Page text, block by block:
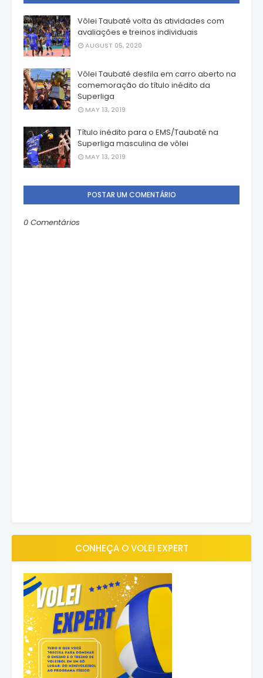
Vôlei Taubaté volta às atividades com
avaliações e treinos individuais
AUGUST 05, 2020
Vôlei Taubaté desfila em carro aberto na
comemoração do título inédito da
Superliga
MAY 13, 2019
Título inédito para o EMS/Taubaté na
Superliga masculina de vôlei
MAY 13, 2019
POSTAR UM COMENTÁRIO
0 Comentários
CONHEÇA O VOLEI EXPERT